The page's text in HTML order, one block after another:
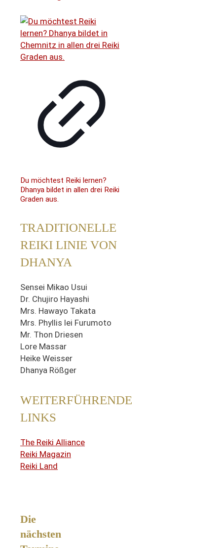
Du möchtest Reiki lernen?
Dhanya bildet in allen drei Reiki
Graden aus.
TRADITIONELLE
REIKI LINIE VON
DHANYA
Sensei Mikao Usui
Dr. Chujiro Hayashi
Mrs. Hawayo Takata
Mrs. Phyllis lei Furumoto
Mr. Thon Driesen
Lore Massar
Heike Weisser
Dhanya Rößger
WEITERFÜHRENDE
LINKS
The Reiki Alliance
Reiki Magazin
Reiki Land
Die
nächsten